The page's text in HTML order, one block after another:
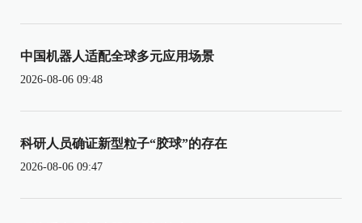
中国机器人适配全球多元应用场景
2026-08-06 09:48
科研人员确证新型粒子“胶球”的存在
2026-08-06 09:47